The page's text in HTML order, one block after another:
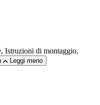
Istruzioni di montaggio,
Leggi meno